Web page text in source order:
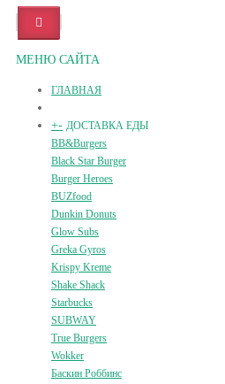
МЕНЮ САЙТА
ГЛАВНАЯ
+- ДОСТАВКА ЕДЫ
BB&Burgers
Black Star Burger
Burger Heroes
BUZfood
Dunkin Donuts
Glow Subs
Greka Gyros
Krispy Kreme
Shake Shack
Starbucks
SUBWAY
True Burgers
Wokker
Баскин Роббинс